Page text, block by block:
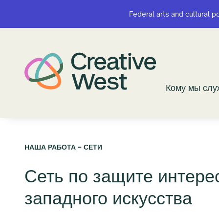
Federal arts and cultural
Кому мы
Federal arts and cultural
Кому мы
НАША РАБОТА – СЕТИ
Сеть по защите
западного искусства